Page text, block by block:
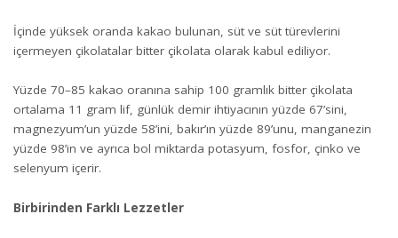
İçinde yüksek oranda kakao bulunan, süt ve süt türevlerini
içermeyen çikolatalar bitter çikolata olarak kabul ediliyor.
Yüzde 70–85 kakao oranına sahip 100 gramlık bitter çikolata
ortalama 11 gram lif, günlük demir ihtiyacının yüzde 67’sini,
magnezyum’un yüzde 58’ini, bakır’ın yüzde 89’unu, manganezin
yüzde 98’in ve ayrıca bol miktarda potasyum, fosfor, çinko ve
selenyum içerir.
Birbirinden Farklı Lezzetler